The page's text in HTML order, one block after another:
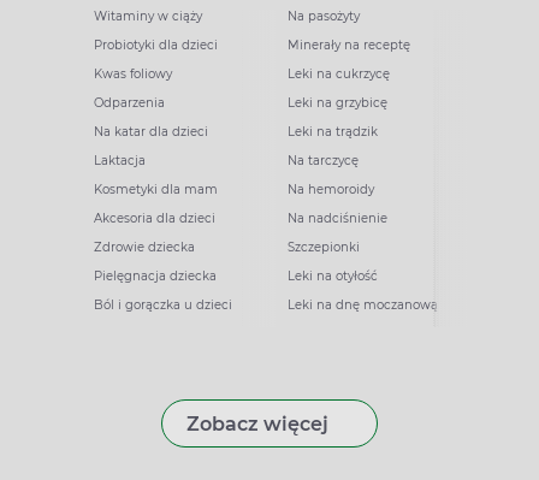
Witaminy w ciąży
Probiotyki dla dzieci
Kwas foliowy
Odparzenia
Na katar dla dzieci
Laktacja
Kosmetyki dla mam
Akcesoria dla dzieci
Zdrowie dziecka
Pielęgnacja dziecka
Ból i gorączka u dzieci
Na pasożyty
Minerały na receptę
Leki na cukrzycę
Leki na grzybicę
Leki na trądzik
Na tarczycę
Na hemoroidy
Na nadciśnienie
Szczepionki
Leki na otyłość
Leki na dnę moczanową
Zobacz więcej